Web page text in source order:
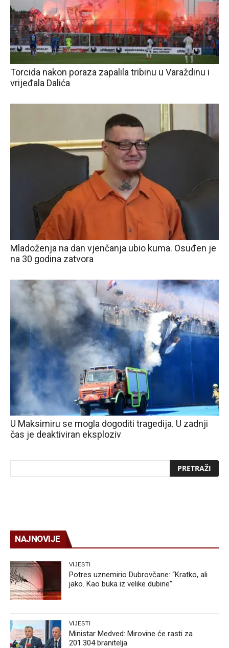
Torcida nakon poraza zapalila tribinu u Varaždinu i
vrijeđala Dalića
Mladoženja na dan vjenčanja ubio kuma. Osuđen je
na 30 godina zatvora
U Maksimiru se mogla dogoditi tragedija. U zadnji
čas je deaktiviran eksploziv
NAJNOVIJE
VIJESTI
Potres uznemirio Dubrovčane: “Kratko, ali
jako. Kao buka iz velike dubine”
VIJESTI
Ministar Medved: Mirovine će rasti za
201.304 branitelja